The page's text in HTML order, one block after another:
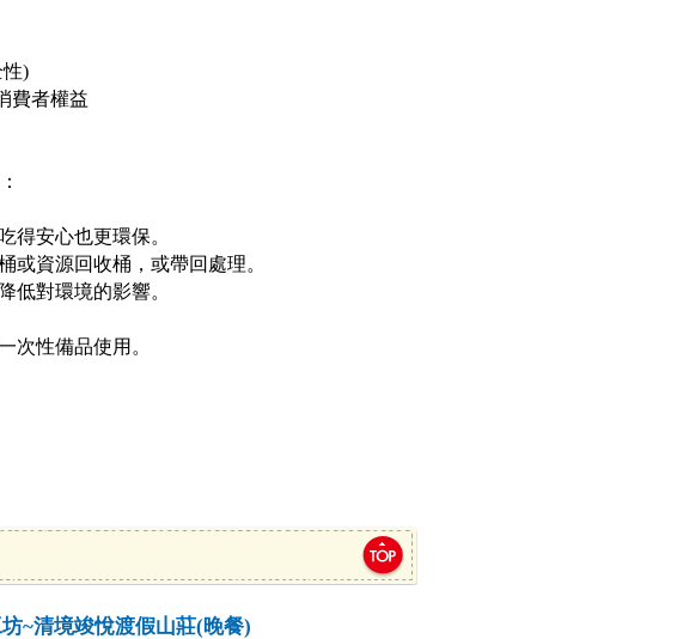
)
費者權益
得安心也更環保。
或資源回收桶，或帶回處理。
低對環境的影響。
次性備品使用。
~清境竣悅渡假山莊(晚餐)